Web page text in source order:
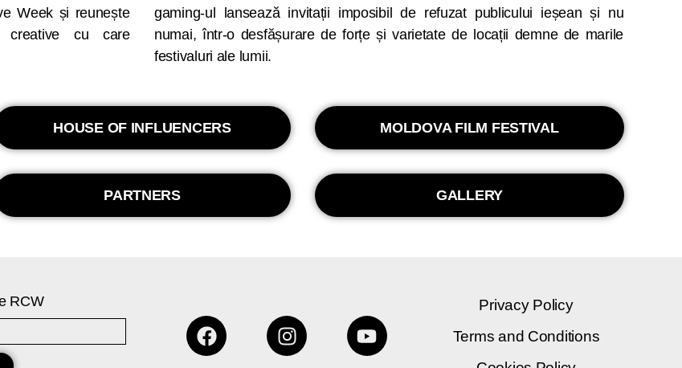
Week și reunește
creative cu care
gaming-ul lansează invitații imposibil de refuzat publicului ieșean și nu
numai, într-o desfășurare de forțe și varietate de locații demne de marile
festivaluri ale lumii.
HOUSE OF INFLUENCERS MOLDOVA FILM FESTIVAL
PARTNERS GALLERY
RCW
Privacy Policy
Terms and Conditions